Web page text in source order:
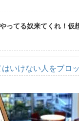
ってる奴来てくれ！仮
いけない人をブロ